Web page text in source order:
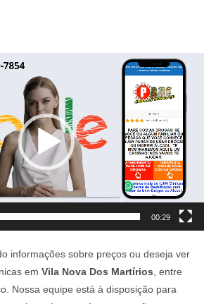
00:29
informações sobre preços ou deseja ver
em Vila Nova Dos Martírios , entre
Nossa equipe está à disposição para